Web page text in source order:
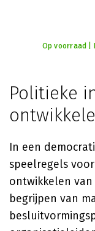
Op voorraad |
Politieke
In een
speelregels
ontwikkelen
begrijpen van